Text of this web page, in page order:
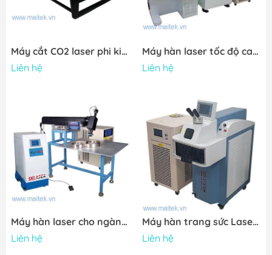
Máy cắt CO2 laser phi kim SKL-CUCO2_160100II
Liên hệ
Máy hàn laser tốc độ cao SKL-SW220/SW400/SW600
Liên hệ
Máy hàn laser cho ngành quảng cáo SKL-W220/W400
Liên hệ
Máy hàn trang sức Laser SKL-JW220WJewelry laser welding M/C
Liên hệ